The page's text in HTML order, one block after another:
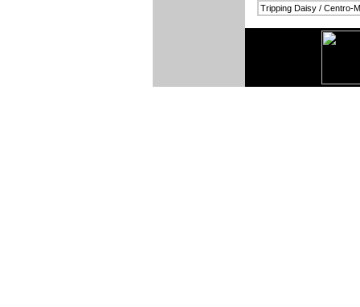
Tripping Daisy / Centro-